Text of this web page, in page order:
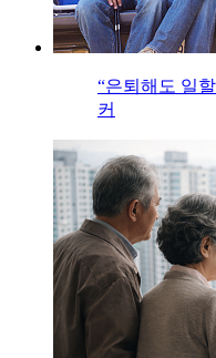
“은퇴해도 일
커